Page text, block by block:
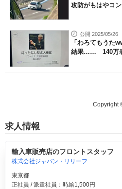
攻防がもはやコ
公開 2025/05/26
「わろてもう
結果…… 140万
Copyright
求人情報
輸入車販売店のフロントスタッフ
株式会社ジャパン・リリーフ
東京都
正社員 / 派遣社員：時給1,500円